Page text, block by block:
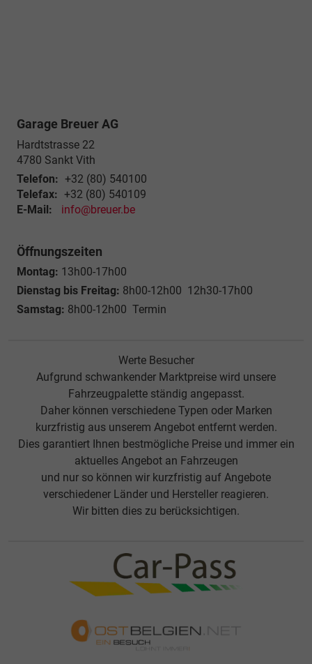
Garage Breuer AG
Hardtstrasse 22
4780 Sankt Vith
Telefon: +32 (80) 540100
Telefax: +32 (80) 540109
E-Mail:
info@breuer.be
Öffnungszeiten
Montag: 13h00-17h00
Dienstag bis Freitag: 8h00-12h00 12h30-17h00
Samstag: 8h00-12h00 Termin
Werte Besucher
Aufgrund schwankender Marktpreise wird unsere
Fahrzeugpalette ständig angepasst.
Daher können verschiedene Typen oder Marken
kurzfristig aus unserem Angebot entfernt werden.
Dies garantiert Ihnen bestmögliche Preise und immer ein
aktuelles Angebot an Fahrzeugen
und nur so können wir kurzfristig auf Angebote
verschiedener Länder und Hersteller reagieren.
Wir bitten dies zu berücksichtigen.